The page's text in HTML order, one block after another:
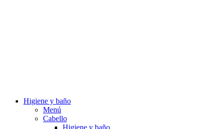
Higiene y baño
Menú
Cabello